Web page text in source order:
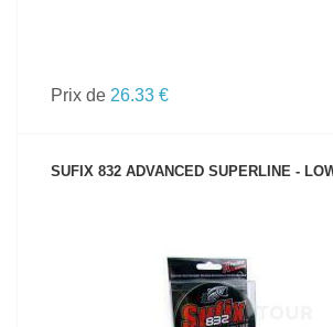
Prix de 26.33 €
SUFIX 832 ADVANCED SUPERLINE -
VOIR LE PRODUIT